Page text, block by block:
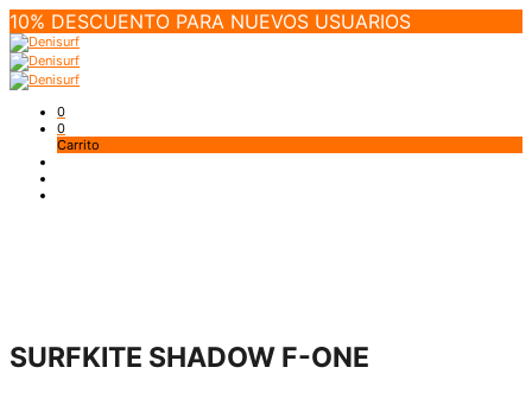
10% DESCUENTO PARA NUEVOS USUARIOS
0
0
Carrito
SURFKITE SHADOW F-ONE